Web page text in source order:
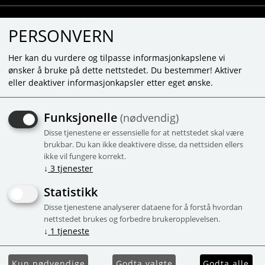
MOMBELLA PANDA
GAFFEL OCH SKED SET -
LJUSBRUN
Sked och gaffel i rostfritt stål med
silikonhandtag
Campaign
PERSONVERN
Her kan du vurdere og tilpasse informasjonkapslene vi
ønsker å bruke på dette nettstedet. Du bestemmer! Aktiver
eller deaktiver informasjonkapsler etter eget ønske.
Funksjonelle (nødvendig)
Disse tjenestene er essensielle for at nettstedet skal være
brukbar. Du kan ikke deaktivere disse, da nettsiden ellers
ikke vil fungere korrekt.
↓ 3 tjenester
Statistikk
Disse tjenestene analyserer dataene for å forstå hvordan
nettstedet brukes og forbedre brukeropplevelsen.
↓ 1 tjeneste